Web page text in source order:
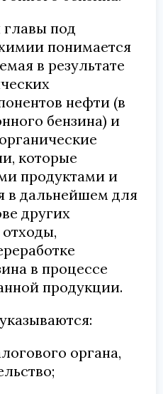
под
понимается
в результате
нефти (в
бензина) и
которые
продуктами и
в дальнейшем для
других
в процессе
продукции.
органа,